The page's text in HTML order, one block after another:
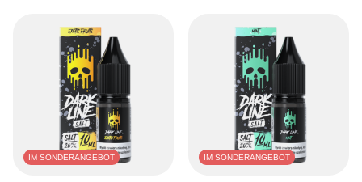
IM SONDERANGEBOT IM SONDERANGEBOT